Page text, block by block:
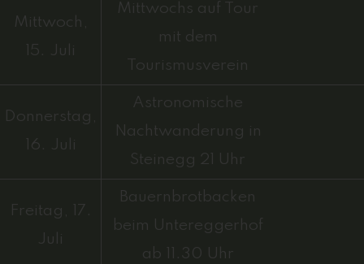
Mittwoch,
15. Juli
Mittwochs auf Tour
mit dem
Tourismusverein
Donnerstag,
16. Juli
Astronomische
Nachtwanderung in
Steinegg 21 Uhr
Freitag, 17.
Juli
Bauernbrotbacken
beim Untereggerhof
ab 11.30 Uhr